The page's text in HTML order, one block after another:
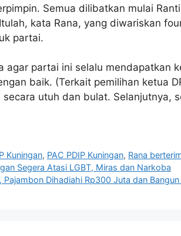
Semua dilibatkan mulai
kata Rana, yang diwariskan
partai.
agar partai ini selalu mendapatkan
baik. (Terkait pemilihan ketua
utuh dan bulat. Selanjutnya,
Kuningan, PAC PDIP Kuningan, Rana
Segera Atasi LGBT, Miras dan Narkoba
Pajambon Dihadiahi Rp300 Juta dan